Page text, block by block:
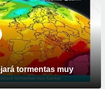
tormentas muy